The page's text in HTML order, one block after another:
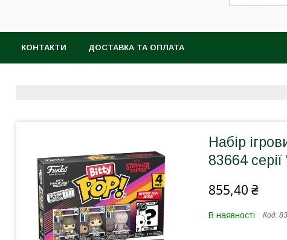
КОНТАКТИ ДОСТАВКА ТА ОПЛАТА
Набір
83664
855,40 ₴
В наявності Код: